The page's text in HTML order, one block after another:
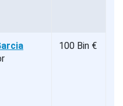
100 Bin €